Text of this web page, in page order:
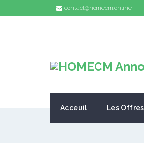
contact@homecm.online
Acceuil Les Offres